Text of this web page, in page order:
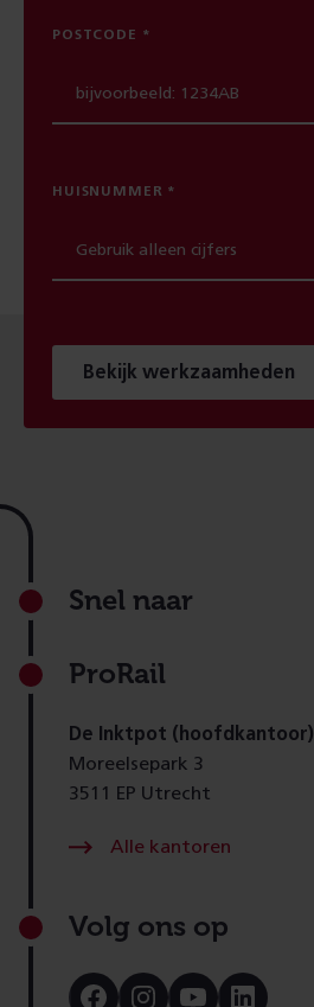
POSTCODE
HUISNUMMER
Bekijk werkzaamheden
Footer
Snel naar
ProRail
De Inktpot (hoofdkantoor)
Moreelsepark 3
3511 EP Utrecht
Alle kantoren
Volg ons op